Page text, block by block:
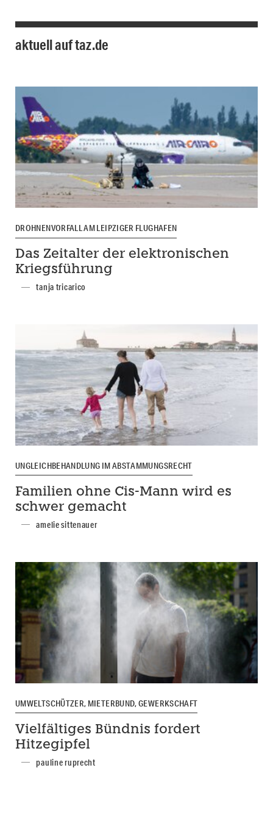
aktuell auf taz.de
DROHNENVORFALL AM LEIPZIGER FLUGHAFEN
Das Zeitalter der elektronischen
Kriegsführung
tanja tricarico
UNGLEICHBEHANDLUNG IM ABSTAMMUNGSRECHT
Familien ohne Cis-Mann wird es
schwer gemacht
amelie sittenauer
UMWELTSCHÜTZER, MIETERBUND, GEWERKSCHAFT
Vielfältiges Bündnis fordert
Hitzegipfel
pauline ruprecht